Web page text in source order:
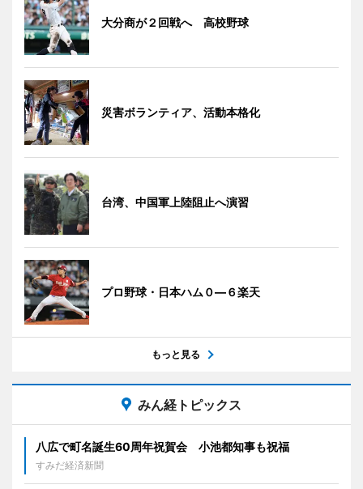
大分商が２回戦へ 高校野球
災害ボランティア、活動本格化
台湾、中国軍上陸阻止へ演習
プロ野球・日本ハム０―６楽天
もっと見る
みん経トピックス
八広で町名誕生60周年祝賀会 小池都知事も祝福
すみだ経済新聞